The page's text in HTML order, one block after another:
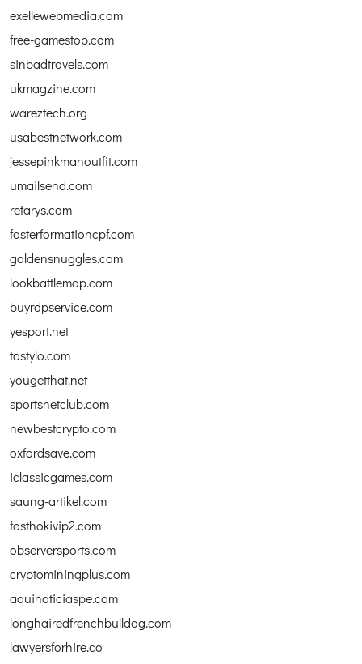
exellewebmedia.com
free-gamestop.com
sinbadtravels.com
ukmagzine.com
wareztech.org
usabestnetwork.com
jessepinkmanoutfit.com
umailsend.com
retarys.com
fasterformationcpf.com
goldensnuggles.com
lookbattlemap.com
buyrdpservice.com
yesport.net
tostylo.com
yougetthat.net
sportsnetclub.com
newbestcrypto.com
oxfordsave.com
iclassicgames.com
saung-artikel.com
fasthokivip2.com
observersports.com
cryptominingplus.com
aquinoticiaspe.com
longhairedfrenchbulldog.com
lawyersforhire.co